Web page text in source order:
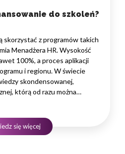
do szkoleń?
skorzystać z programów takich
Menadżera HR. Wysokość
100%, a proces aplikacji
i regionu. W świecie
skondensowanej,
którą od razu można
naszej branży.…
się więcej